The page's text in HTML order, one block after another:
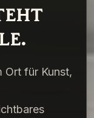
Ort für Kunst,